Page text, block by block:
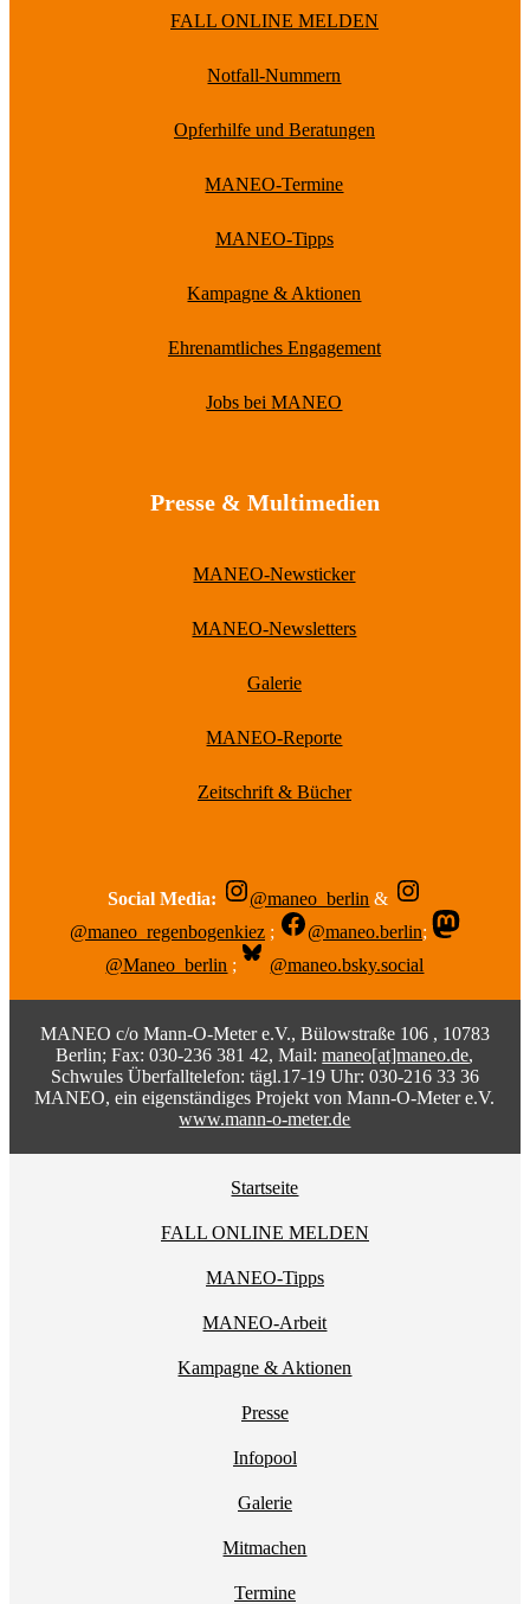
FALL ONLINE MELDEN
Notfall-Nummern
Opferhilfe und Beratungen
MANEO-Termine
MANEO-Tipps
Kampagne & Aktionen
Ehrenamtliches Engagement
Jobs bei MANEO
Presse & Multimedien
MANEO-Newsticker
MANEO-Newsletters
Galerie
MANEO-Reporte
Zeitschrift & Bücher
Social Media: @maneo_berlin &
@maneo_regenbogenkiez ; @maneo.berlin;
@Maneo_berlin ; @maneo.bsky.social
MANEO c/o Mann-O-Meter e.V., Bülowstraße 106 , 10783
Berlin; Fax: 030-236 381 42, Mail:maneo[at]maneo.de,
Schwules Überfalltelefon: tägl.17-19 Uhr: 030-216 33 36
MANEO, ein eigenständiges Projekt von Mann-O-Meter e.V.
www.mann-o-meter.de
Startseite
FALL ONLINE MELDEN
MANEO-Tipps
MANEO-Arbeit
Kampagne & Aktionen
Presse
Infopool
Galerie
Mitmachen
Termine